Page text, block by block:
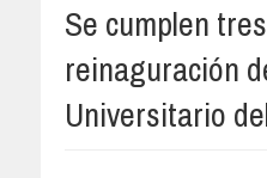
Se cumplen
reinaguración
Universitario